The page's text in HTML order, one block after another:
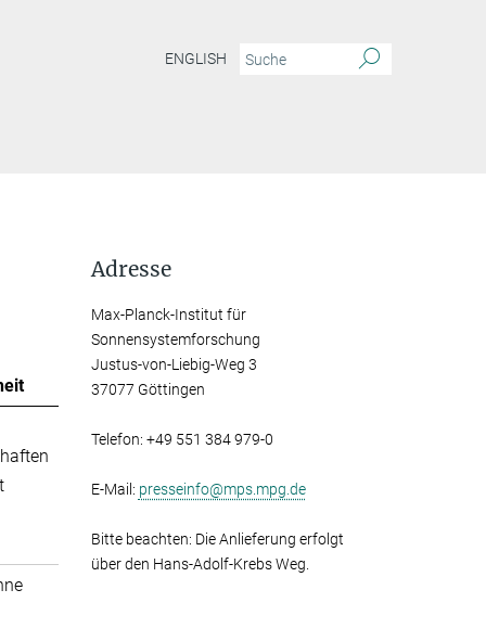
ENGLISH
Adresse
Max-Planck-Institut für
Sonnensystemforschung
Justus-von-Liebig-Weg 3
37077 Göttingen
Telefon: +49 551 384 979-0
E-Mail: presseinfo@mps.mpg.de
Bitte beachten: Die Anlieferung erfolgt
über den Hans-Adolf-Krebs Weg.